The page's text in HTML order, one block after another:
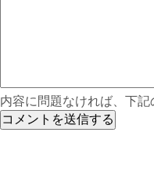
内容に問題なければ、下